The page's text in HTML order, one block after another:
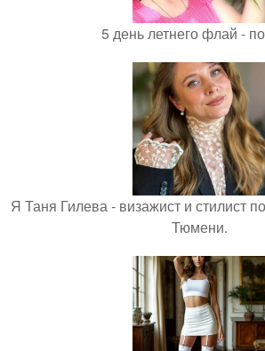
5 день летнего флай -
Я Таня Гилева - визажист и стилист
Тюмени.